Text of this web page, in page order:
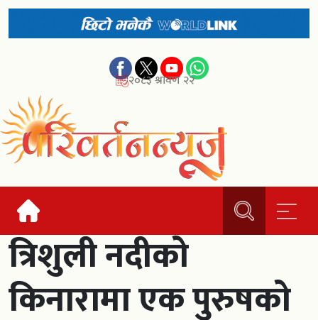
२०८३ श्रावण २२
त्रिशुली नदीको
किनारामा एक पुरुषको